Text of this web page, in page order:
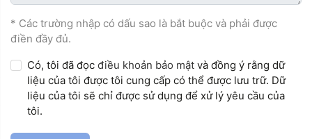
* Các trường nhập có dấu sao là bắt buộc và phải được
điền đầy đủ.
Có, tôi đã đọc điều khoản bảo mật và đồng ý rằng dữ
liệu của tôi được tôi cung cấp có thể được lưu trữ. Dữ
liệu của tôi sẽ chỉ được sử dụng để xử lý yêu cầu của
tôi.